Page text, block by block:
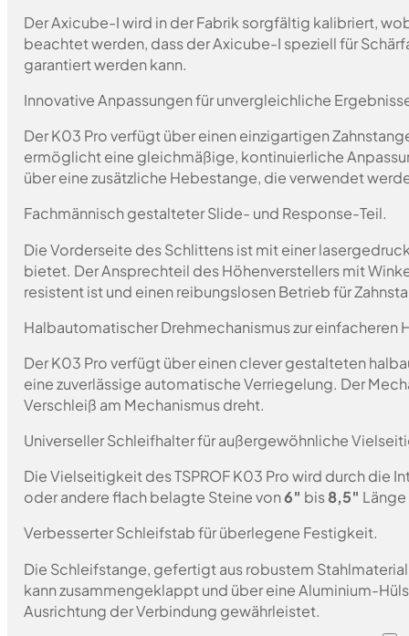
Der Axicube-I wird in der Fabrik sorgfältig kalibriert,
beachtet werden, dass der Axicube-I speziell für
garantiert werden kann.
Innovative Anpassungen für unvergleichliche
Der K03 Pro verfügt über einen einzigartigen
ermöglicht eine gleichmäßige, kontinuierliche
über eine zusätzliche Hebestange, die verwendet
Fachmännisch gestalteter Slide- und Response-Teil.
Die Vorderseite des Schlittens ist mit einer
bietet. Der Ansprechteil des Höhenverstellers mit
resistent ist und einen reibungslosen Betrieb für
Halbautomatischer Drehmechanismus zur einfacheren
Der K03 Pro verfügt über einen clever gestalteten
eine zuverlässige automatische Verriegelung. Der
Verschleiß am Mechanismus dreht.
Universeller Schleifhalter für außergewöhnliche
Die Vielseitigkeit des TSPROF K03 Pro wird durch die
oder andere flach belagte Steine von6″ bis8,5″
Verbesserter Schleifstab für überlegene Festigkeit.
Die Schleifstange, gefertigt aus robustem
kann zusammengeklappt und über eine Aluminium-
Ausrichtung der Verbindung gewährleistet.